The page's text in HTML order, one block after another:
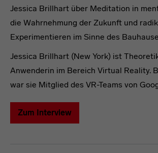
Jessica Brillhart über Meditation in
die Wahrnehmung der Zukunft und
Experimentieren im Sinne des
Jessica Brillhart (New York) ist
Anwenderin im Bereich Virtual Reality.
war sie Mitglied des VR-Teams von
Zum Interview